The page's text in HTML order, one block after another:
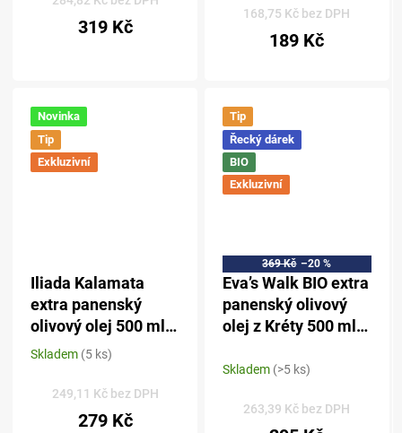
319 Kč
168,75 Kč bez DPH
189 Kč
Novinka
Tip
Exkluzivní
Iliada Kalamata
extra panenský
olivový olej 500 ml -
sklo
Průměrné
produktu
Skladem (5 ks)
249,11 Kč bez DPH
279 Kč
Tip
Řecký dárek
BIO
Exkluzivní
369 Kč –20 %
Eva’s Walk BIO extra
panenský olivový
olej z Kréty 500 ml –
Skladem (>5 ks)
263,39 Kč bez DPH